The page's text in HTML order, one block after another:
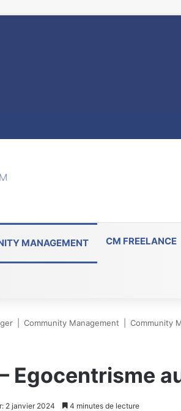
MANAGEMENT CM FREELANCE
Community Management Community
Egocentrisme
2 janvier 2024 4 minutes de lecture